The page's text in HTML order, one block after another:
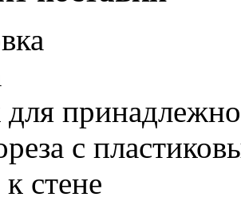
для
с
стене